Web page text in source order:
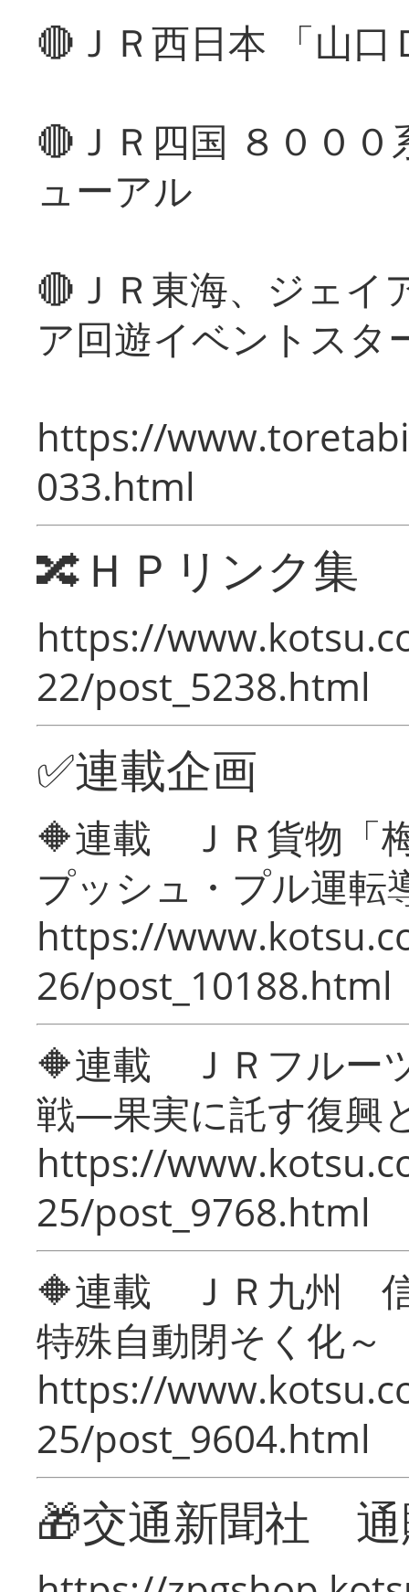
🔴ＪＲ西日本 「山
🔴ＪＲ四国 ８００
ューアル
🔴ＪＲ東海、ジェイ
ア回遊イベントスタ
https://
033.html
🔀ＨＰリンク集
https://
22/post_5238.html
✅連載企画
🔶連載 ＪＲ貨物「
プッシュ・プル運転
https://
26/post_10188.html
🔶連載 ＪＲフルー
戦―果実に託す復興
https://
25/post_9768.html
🔶連載 ＪＲ九州 信
特殊自動閉そく化～
https://
25/post_9604.html
🎁交通新聞社